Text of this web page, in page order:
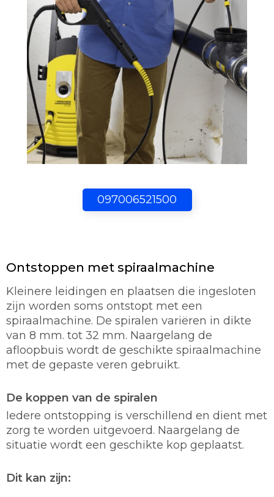
097006521500
Ontstoppen met spiraalmachine
Kleinere leidingen en plaatsen die ingesloten
zijn worden soms ontstopt met een
spiraalmachine. De spiralen variëren in dikte
van 8 mm. tot 32 mm. Naargelang de
afloopbuis wordt de geschikte spiraalmachine
met de gepaste veren gebruikt.
De koppen van de spiralen
Iedere ontstopping is verschillend en dient met
zorg te worden uitgevoerd. Naargelang de
situatie wordt een geschikte kop geplaatst.
Dit kan zijn: